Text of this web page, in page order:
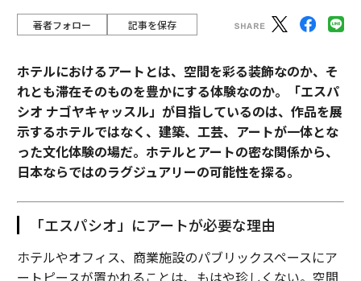
著者フォロー 記事を保存
ホテルにおけるアートとは、空間を彩る装飾なのか、そ
れとも滞在そのものを豊かにする体験なのか。「エスパ
シオ ナゴヤキャッスル」が目指しているのは、作品を展
示するホテルではなく、建築、工芸、アートが一体とな
った文化体験の場だ。ホテルとアートの密な関係から、
日本ならではのラグジュアリーの可能性を探る。
「エスパシオ」にアートが必要な理由
ホテルやオフィス、商業施設のパブリックスペースにア
ートピースが置かれることは、もはや珍しくない。空間